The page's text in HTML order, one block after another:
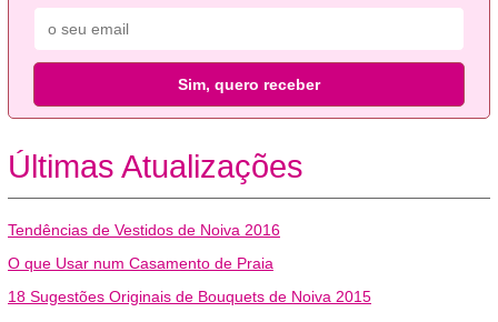
Sim, quero receber
Últimas Atualizações
Tendências de Vestidos de Noiva 2016
O que Usar num Casamento de Praia
18 Sugestões Originais de Bouquets de Noiva 2015